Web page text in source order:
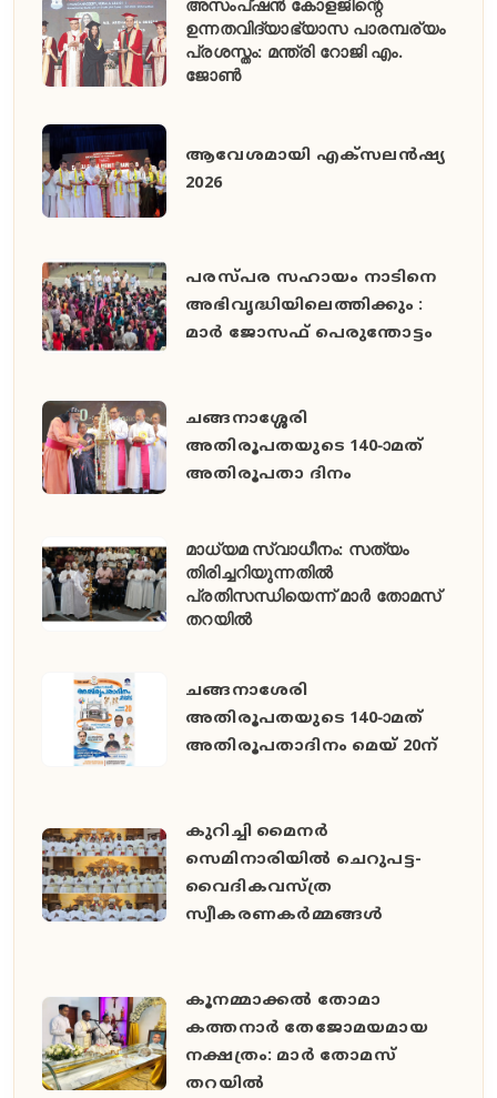
ഉന്നതവിദ്യാഭ്യാസ പാരമ്പര്യം
പ്രശസ്തം: മന്ത്രി റോജി എം.
ജോൺ
ആവേശമായി എക്സലൻഷ്യ
2026
പരസ്പര സഹായം നാടിനെ
അഭിവൃദ്ധിയിലെത്തിക്കും :
മാർ ജോസഫ് പെരുന്തോട്ടം
ചങ്ങനാശ്ശേരി
അതിരൂപതയുടെ 140-ാമത്
അതിരൂപതാ ദിനം
മാധ്യമ സ്വാധീനം: സത്യം
തിരിച്ചറിയുന്നതിൽ
പ്രതിസന്ധിയെന്ന് മാർ തോമസ്
തറയിൽ
ചങ്ങനാശേരി
അതിരൂപതയുടെ 140-ാമത്
അതിരൂപതാദിനം മെയ് 20ന്
കുറിച്ചി മൈനർ
സെമിനാരിയിൽ ചെറുപട്ട-
വൈദികവസ്ത്ര
സ്വീകരണകർമ്മങ്ങൾ
കൂനമ്മാക്കൽ തോമാ
കത്തനാർ തേജോമയമായ
നക്ഷത്രം: മാർ തോമസ്
തറയിൽ